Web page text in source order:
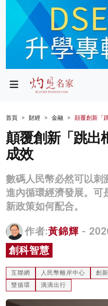
政局
財經
生活
健康
商業
科技
影片
名家榜
灼見活動
關於我們
首頁 財經 金融 顛覆創新「
顛覆創新「跳出
成效
數碼人民幣必然可以刺
進內循環經濟發展。可
新政策如何配合。
作者:黃錦輝 -
創科智慧
互聯網 人民幣離岸中心 創
雙循環
滴滴出行